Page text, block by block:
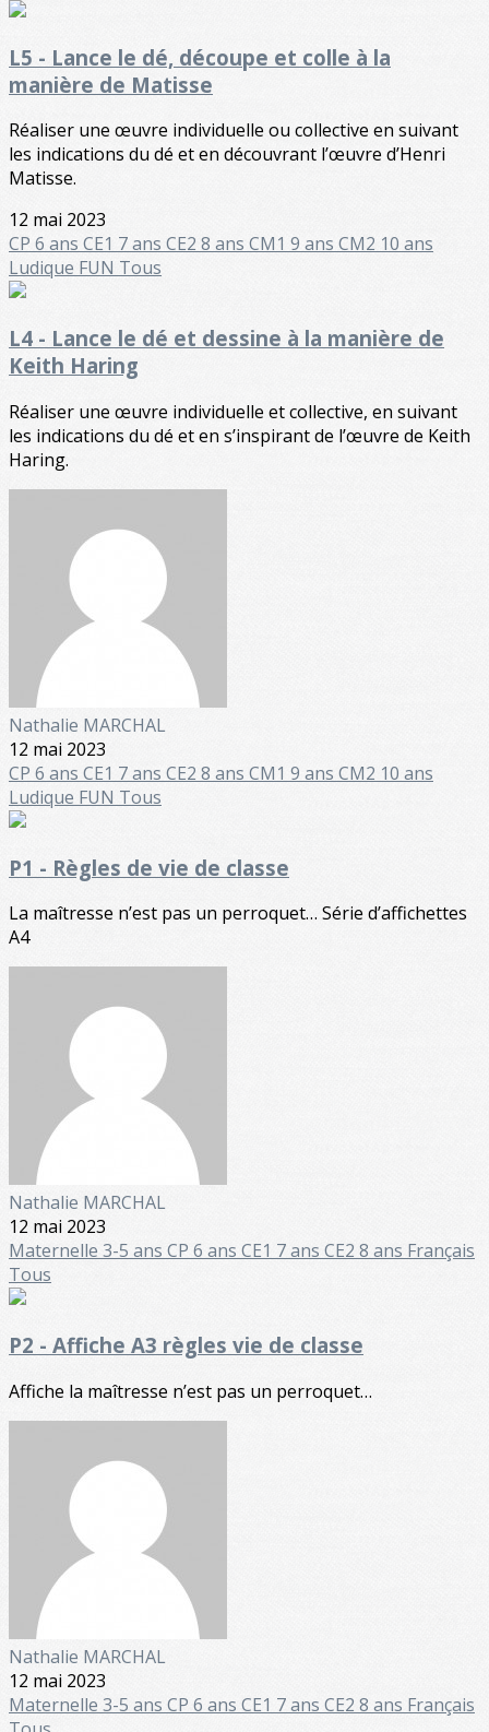
L5 - Lance le dé, découpe et colle à la
manière de Matisse
Réaliser une œuvre individuelle ou collective en suivant
les indications du dé et en découvrant l’œuvre d’Henri
Matisse.
12 mai 2023
CP 6 ans CE1 7 ans CE2 8 ans CM1 9 ans CM2 10 ans
Ludique FUN Tous
L4 - Lance le dé et dessine à la manière de
Keith Haring
Réaliser une œuvre individuelle et collective, en suivant
les indications du dé et en s’inspirant de l’œuvre de Keith
Haring.
Nathalie MARCHAL
12 mai 2023
CP 6 ans CE1 7 ans CE2 8 ans CM1 9 ans CM2 10 ans
Ludique FUN Tous
P1 - Règles de vie de classe
La maîtresse n’est pas un perroquet… Série d’affichettes
A4
Nathalie MARCHAL
12 mai 2023
Maternelle 3-5 ans CP 6 ans CE1 7 ans CE2 8 ans Français
Tous
P2 - Affiche A3 règles vie de classe
Affiche la maîtresse n’est pas un perroquet…
Nathalie MARCHAL
12 mai 2023
Maternelle 3-5 ans CP 6 ans CE1 7 ans CE2 8 ans Français